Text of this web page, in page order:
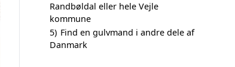
Randbøldal eller hele Vejle
kommune
5) Find en gulvmand i andre dele af
Danmark